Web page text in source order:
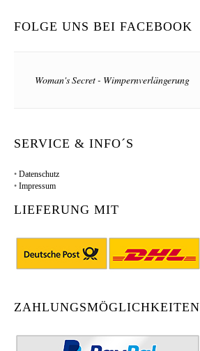
FOLGE UNS BEI FACEBOOK
Woman's Secret - Wimpernverlängerung
SERVICE & INFO´S
• Datenschutz
• Impressum
LIEFERUNG MIT
ZAHLUNGSMÖGLICHKEITEN